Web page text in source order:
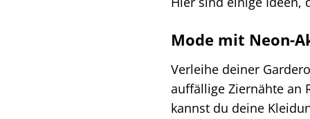
Mode mit Neon-
Verleihe deiner
auffällige Ziernähte an
kannst du deine